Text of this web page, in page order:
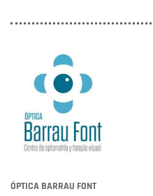
ÓPTICA BARRAU FONT